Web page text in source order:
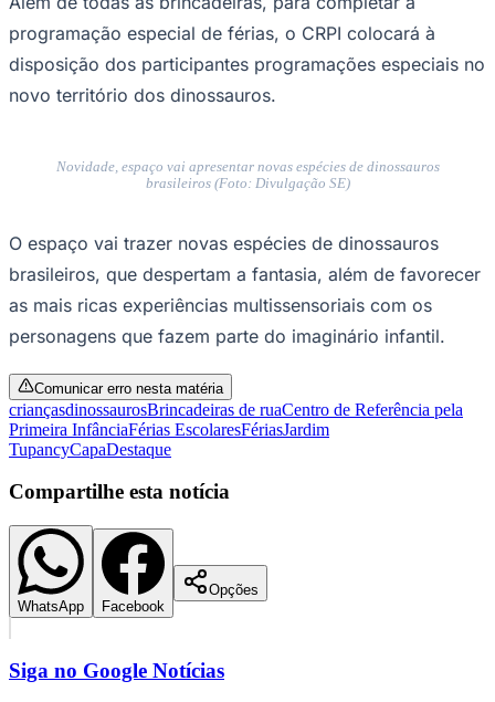
Corinthians
Palmeiras
programação especial de férias, o CRPI colocará à
disposição dos participantes programações especiais no
novo território dos dinossauros.
Novidade, espaço vai apresentar novas espécies de dinossauros
brasileiros (Foto: Divulgação SE)
O espaço vai trazer novas espécies de dinossauros
brasileiros, que despertam a fantasia, além de favorecer
as mais ricas experiências multissensoriais com os
personagens que fazem parte do imaginário infantil.
Comunicar erro nesta matéria
criançasdinossaurosBrincadeiras de ruaCentro de Referência pela
Primeira InfânciaFérias EscolaresFériasJardim
TupancyCapaDestaque
Compartilhe esta notícia
WhatsApp Facebook
Opções
Siga no Google Notícias